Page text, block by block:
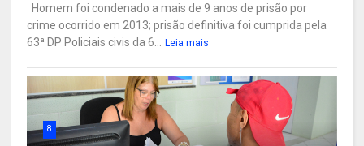
Homem foi condenado a mais de 9 anos de prisão por
crime ocorrido em 2013; prisão definitiva foi cumprida pela
63ª DP Policiais civis da 6...
Leia mais
8